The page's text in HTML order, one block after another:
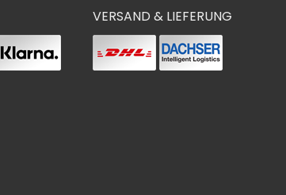
VERSAND & LIEFERUNG